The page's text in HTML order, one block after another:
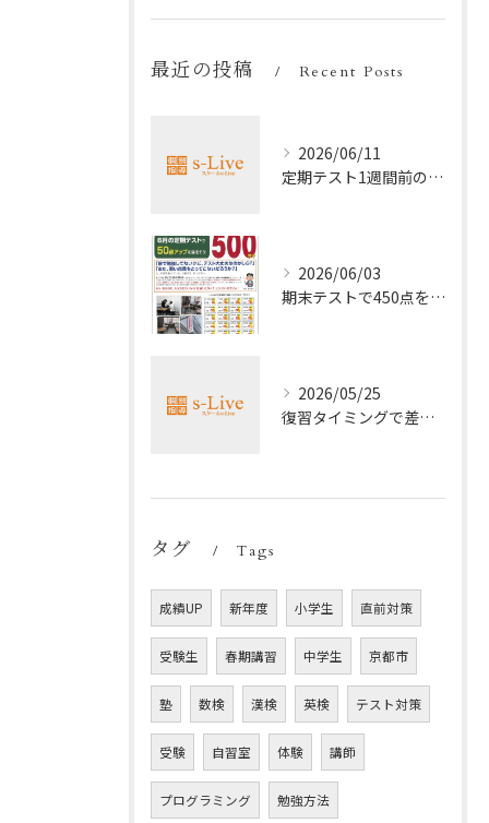
最近の投稿 Recent Posts
2026/06/11
定期テスト1週間前の効率暗記法
2026/06/03
期末テストで450点を取る勉強法
2026/05/25
復習タイミングで差がつく勉強法
タグ Tags
成績UP 新年度 小学生 直前対策
受験生 春期講習 中学生 京都市
塾 数検 漢検 英検 テスト対策
受験 自習室 体験 講師
プログラミング 勉強方法